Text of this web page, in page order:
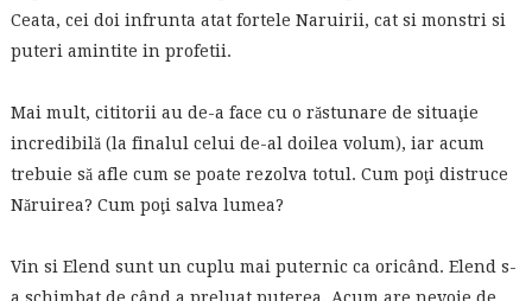
Ceata, cei doi infrunta atat fortele Naruirii, cat si monstri si
puteri amintite in profetii.
Mai mult, cititorii au de-a face cu o răstunare de situaţie
incredibilă (la finalul celui de-al doilea volum), iar acum
trebuie să afle cum se poate rezolva totul. Cum poţi distruce
Năruirea? Cum poţi salva lumea?
Vin si Elend sunt un cuplu mai puternic ca oricând. Elend s-